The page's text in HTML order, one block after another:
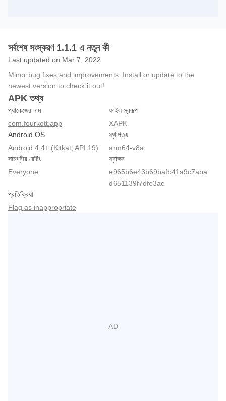
সর্বশেষ সংস্করণ 1.1.1 এ নতুন কী
Last updated on Mar 7, 2022
Minor bug fixes and improvements. Install or update to the
newest version to check it out!
APK তথ্য
প্যাকেজের নাম
com.fourkott.app
ফাইল স্বরূপ
XAPK
Android OS
Android 4.4+ (Kitkat, API 19)
স্থাপত্য
arm64-v8a
সামগ্রীর রেটিং
Everyone
স্বাক্ষর
e965b6e43b69bafb41a9c7aba
d651139f7dfe3ac
প্রতিক্রিয়া
Flag as inappropriate